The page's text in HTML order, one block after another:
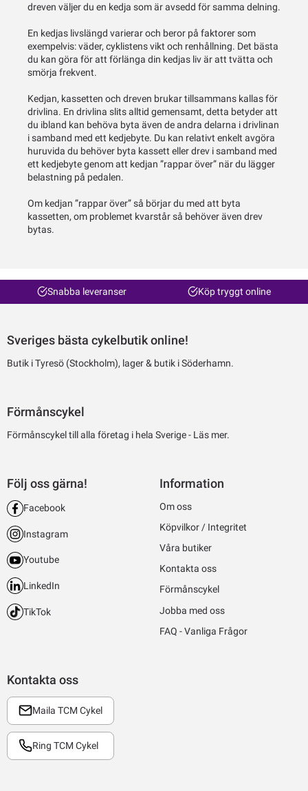
dreven väljer du en kedja som är avsedd för samma delning.
En kedjas livslängd varierar och beror på faktorer som
exempelvis: väder, cyklistens vikt och renhållning. Det bästa
du kan göra för att förlänga din kedjas liv är att tvätta och
smörja frekvent.
Kedjan, kassetten och dreven brukar tillsammans kallas för
drivlina. En drivlina slits alltid gemensamt, detta betyder att
du ibland kan behöva byta även de andra delarna i drivlinan
i samband med ett kedjebyte. Du kan relativt enkelt avgöra
huruvida du behöver byta kassett eller drev i samband med
ett kedjebyte genom att kedjan ”rappar över” när du lägger
belastning på pedalen.
Om kedjan ”rappar över” så börjar du med att byta
kassetten, om problemet kvarstår så behöver även drev
bytas.
Snabba leveranser Köp tryggt online
Sveriges bästa cykelbutik online!
Butik i Tyresö (Stockholm), lager & butik i Söderhamn.
Förmånscykel
Förmånscykel till alla företag i hela Sverige - Läs mer.
Kontakta oss
Maila TCM Cykel
Ring TCM Cykel
Följ oss gärna!
Facebook
Instagram
Youtube
LinkedIn
TikTok
Information
Om oss
Köpvilkor / Integritet
Våra butiker
Kontakta oss
Förmånscykel
Jobba med oss
FAQ - Vanliga Frågor